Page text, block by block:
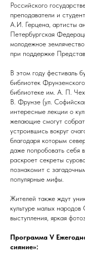
Российского
преподаватели и
А.И. Герцена, артисты
Петербургская
молодежное
при поддержке
В этом году фестиваль
библиотек
библиотеке им. А. П.
В. Фрунзе (ул.
интересные лекции о
желающие смогут
устроившись вокруг
благодаря которым
даже попробовать себя
раскроет секреты
познакомит с
популярные мифы.
Жителей также ждут
культуре малых
выступления, яркая
Программа V
сияние»: